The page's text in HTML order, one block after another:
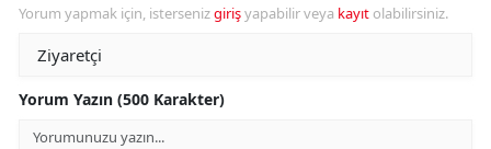
Yorum yapmak için, istersenizgirişyapabilir veya kayıt olabilirsiniz.
Yorum Yazın (500 Karakter)